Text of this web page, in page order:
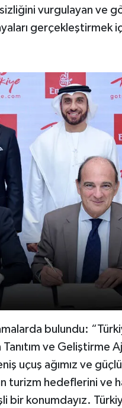
vurgulayan ve
gerçekleştirmek
bulundu:
ve Geliştirme
uçuş ağımız ve
turizm hedeflerini ve
bir konumdayız.